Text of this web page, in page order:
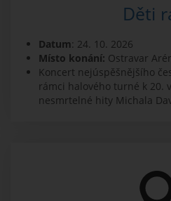
Děti
Datum: 24. 10. 2026
Místo konání: Ostravar
Koncert nejúspěšnějšího
rámci halového turné k 20.
nesmrtelné hity Michala